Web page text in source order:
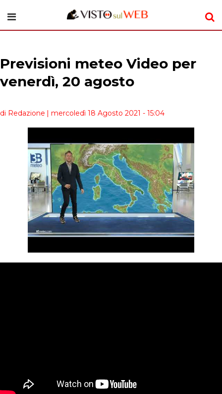
Previsioni meteo Video per
venerdì, 20 agosto
di Redazione | mercoledì 18 Agosto 2021 - 15:04